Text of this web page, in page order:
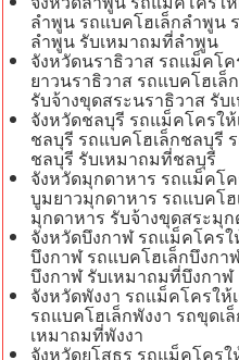
ลำพูน รถแบคโฮเล็กลำพูน
ลำพูน รับเหมาถมที่ลำพูน
จังหวัดนราธิวาส รถแม็คโ
ยาวนราธิวาส รถแบคโฮเ
รับจ้างขุดสระนราธิวาส รั
จังหวัดชลบุรี รถแม็คโครใ
ชลบุรี รถแบคโฮเล็กชลบุรี
ชลบุรี รับเหมาถมที่ชลบุรี
จังหวัดมุกดาหาร รถแม็คโ
บูมยาวมุกดาหาร รถแบคโ
มุกดาหาร รับจ้างขุดสระมุ
จังหวัดบึงกาฬ รถแม็คโคร
บึงกาฬ รถแบคโฮเล็กบึงกา
บึงกาฬ รับเหมาถมที่บึงกาฬ
จังหวัดพังงา รถแม็คโครให้
รถแบคโฮเล็กพังงา รถขุดเ
เหมาถมที่พังงา
จังหวัดยโสธร รถแม็คโคร